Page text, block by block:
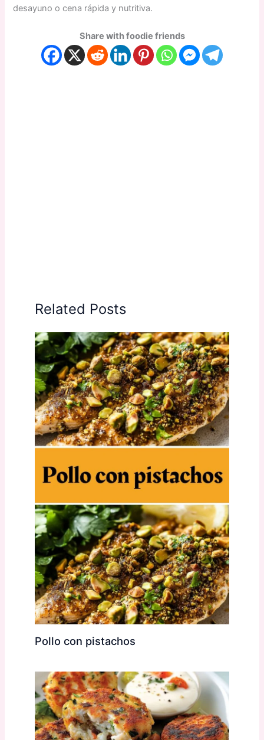
desayuno o cena rápida y nutritiva.
Share with foodie friends
Related Posts
Pollo con pistachos